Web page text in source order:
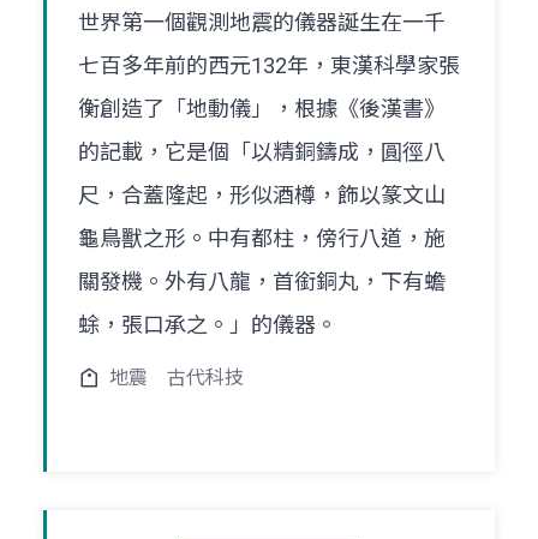
世界第一個觀測地震的儀器誕生在一千
七百多年前的西元132年，東漢科學家張
衡創造了「地動儀」，根據《後漢書》
的記載，它是個「以精銅鑄成，圓徑八
尺，合蓋隆起，形似酒樽，飾以篆文山
龜鳥獸之形。中有都柱，傍行八道，施
關發機。外有八龍，首銜銅丸，下有蟾
蜍，張口承之。」的儀器。
地震 古代科技